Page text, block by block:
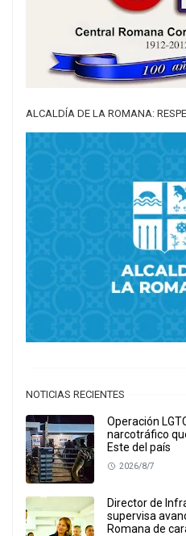
ALCALDÍA DE LA ROMANA:
NOTICIAS RECIENTES
Operación
narcotráfico
Este del país
2026/8/7
Director de
supervisa
Romana de